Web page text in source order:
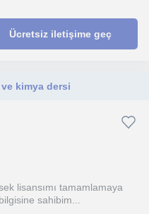
Ücretsiz iletişime geç
kimya dersi
lisansımı tamamlamaya
sahibim...